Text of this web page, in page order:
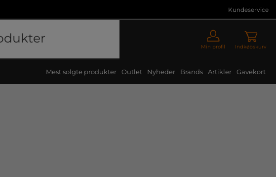
Kundeservice
Min profil Indkøbskurv
Mest solgte produkter Outlet Nyheder Brands Artikler Gavekort